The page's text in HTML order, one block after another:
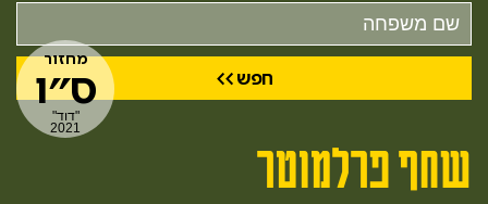
שם
משפחה
מחזור
ס״ו
"דוד"
2021
שחף פרלמוטר